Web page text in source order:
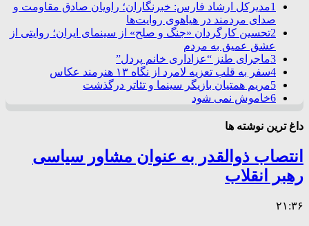
1مدیرکل ارشاد فارس: خبرنگاران؛ راویان صادق مقاومت و
صدای مردمند در هیاهوی روایت‌ها
2تحسین کارگردان «جنگ و صلح» از سینمای ایران؛ روایتی از
عشق عمیق به مردم
3ماجرای طنز “عزاداری خانم پردل”
4سفر به قلب تعزیه لامرد از نگاه ۱۳ هنرمند عکاس
5مریم همتیان بازیگر سینما و تئاتر درگذشت
6خاموش نمی شود
داغ ترین نوشته ها
انتصاب ذوالقدر به عنوان مشاور سیاسی
رهبر انقلاب
۲۱:۳۶